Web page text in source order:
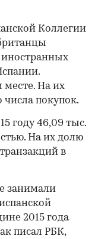
Коллегии
иностранных
месте. На их
покупок.
году 46,09 тыс.
На их долю
в
занимали
2015 года
писал РБК,